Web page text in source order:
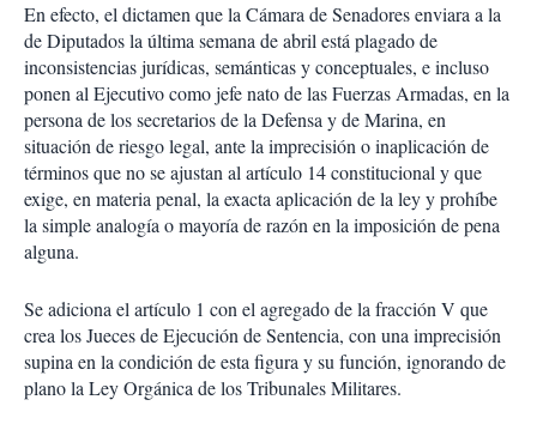
En efecto, el dictamen que la Cámara de Senadores enviara a la
de Diputados la última semana de abril está plagado de
inconsistencias jurídicas, semánticas y conceptuales, e incluso
ponen al Ejecutivo como jefe nato de las Fuerzas Armadas, en la
persona de los secretarios de la Defensa y de Marina, en
situación de riesgo legal, ante la imprecisión o inaplicación de
términos que no se ajustan al artículo 14 constitucional y que
exige, en materia penal, la exacta aplicación de la ley y prohíbe
la simple analogía o mayoría de razón en la imposición de pena
alguna.
Se adiciona el artículo 1 con el agregado de la fracción V que
crea los Jueces de Ejecución de Sentencia, con una imprecisión
supina en la condición de esta figura y su función, ignorando de
plano la Ley Orgánica de los Tribunales Militares.